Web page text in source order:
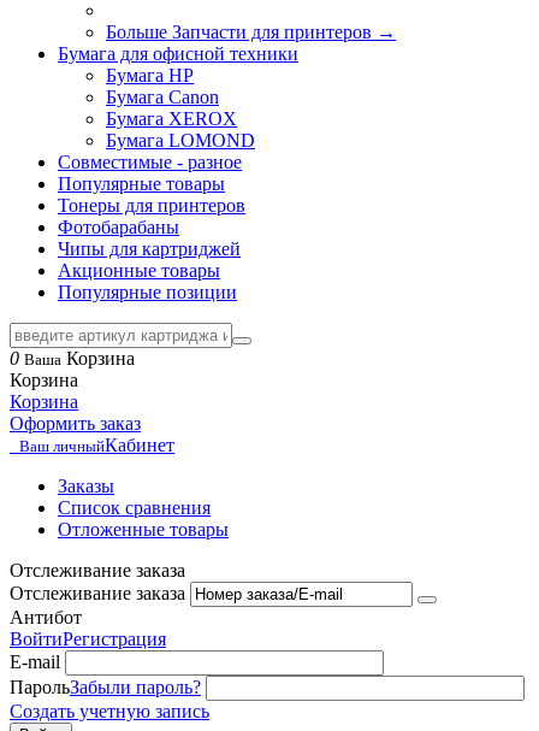
Больше Запчасти для принтеров →
Бумага для офисной техники
Бумага HP
Бумага Canon
Бумага XEROX
Бумага LOMOND
Совместимые - разное
Популярные товары
Тонеры для принтеров
Фотобарабаны
Чипы для картриджей
Акционные товары
Популярные позиции
0 Ваша Корзина
Корзина
Корзина
Оформить заказ
Ваш личныйКабинет
Заказы
Список сравнения
Отложенные товары
Отслеживание заказа
Отслеживание заказа
Антибот
ВойтиРегистрация
E-mail
ПарольЗабыли пароль?
Создать учетную запись